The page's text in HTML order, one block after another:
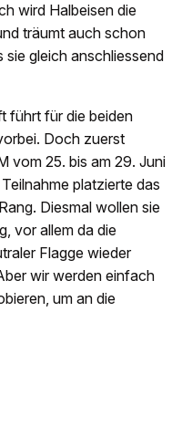
wird Halbeisen die
träumt auch schon
gleich anschliessend
führt für die beiden
Doch zuerst
vom 25. bis am 29. Juni
platzierte das
Diesmal wollen sie
vor allem da die
Flagge wieder
wir werden einfach
um an die